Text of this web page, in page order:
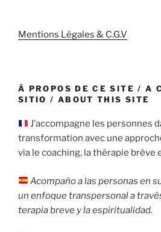
Mentions Légales & C.G.V
À PROPOS DE CE SITE / A
SITIO / ABOUT THIS SITE
J’accompagne les personnes
transformation avec une
via le coaching, la thérapie brève
Acompaño a las personas en
un enfoque transpersonal a
terapia breve y la espiritualidad.